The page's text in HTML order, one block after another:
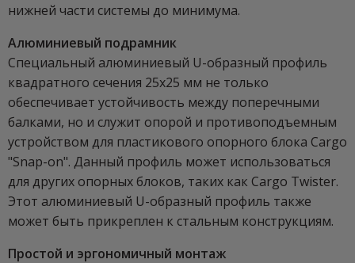
нижней части системы до минимума.
Алюминиевый подрамник
Специальный алюминиевый U-образный профиль
квадратного сечения 25x25 мм не только
обеспечивает устойчивость между поперечными
балками, но и служит опорой и противоподъемным
устройством для пластикового опорного блока Cargo
"Snap-on". Данный профиль может использоваться
для других опорных блоков, таких как Cargo Twister.
Этот алюминиевый U-образный профиль также
может быть прикреплен к стальным конструкциям.
Простой и эргономичный монтаж